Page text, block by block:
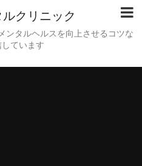
クリニック
ンタルヘルスを向上させるコツな
しています